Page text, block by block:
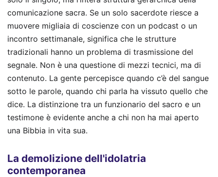
comunicazione sacra. Se un solo sacerdote riesce a
muovere migliaia di coscienze con un podcast o un
incontro settimanale, significa che le strutture
tradizionali hanno un problema di trasmissione del
segnale. Non è una questione di mezzi tecnici, ma di
contenuto. La gente percepisce quando c’è del sangue
sotto le parole, quando chi parla ha vissuto quello che
dice. La distinzione tra un funzionario del sacro e un
testimone è evidente anche a chi non ha mai aperto
una Bibbia in vita sua.
La demolizione dell'idolatria
contemporanea